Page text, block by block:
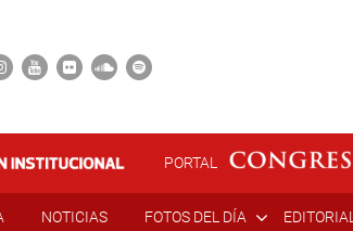
PORTAL
NOTICIAS FOTOS DEL DÍA EDITORIAL